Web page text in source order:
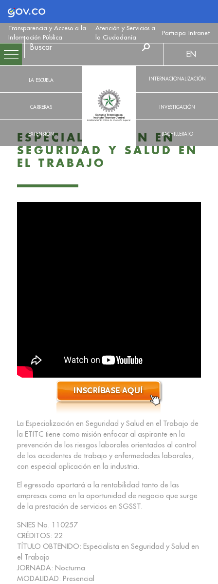
Logo Gobierno de Colombia
Transparencia y Acceso a la
Información Pública
Atención y Servicios a
la Ciudadanía
Participa Intranet
LA ESCUELA
CARRERAS
EXTENSIÓN
EN
INTERNACIONALIZACIÓN
INVESTIGACIÓN
BACHILLERATO
ESPECIALIZACIÓN EN
SEGURIDAD Y SALUD EN
EL TRABAJO
La Especialización en Seguridad y Salud en el Trabajo de
la ETITC tiene como misión enfocar al aspirante en la
prevención de los riesgos laborales orientados al control
de los accidentes de trabajo y enfermedades laborales,
con especial aplicación en la industria.
El egresado aportará a la rentabilidad tanto de las
empresas como en la oportunidad de negocio que surge
de la prestación de servicios en SGSST.
SNIES No. 110257
CRÉDITOS: 22
TÍTULO OBTENIDO: Especialista en Seguridad y Salud en
el Trabajo
JORNADA: Nocturna
MODALIDAD: Presencial